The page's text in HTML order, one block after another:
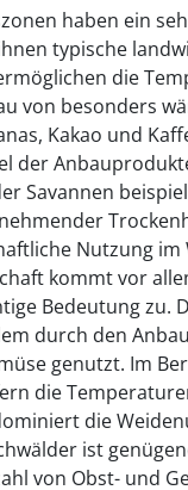
haben ein
typische
die
von besonders
Kakao und
der
Savannen
Nutzung
kommt vor
Bedeutung zu.
durch den
genutzt. Im
die
die
ist
von Obst- und